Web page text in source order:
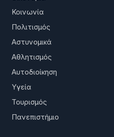
Κοινωνία
Πολιτισμός
Αστυνομικά
Αθλητισμός
Αυτοδιοίκηση
Υγεία
Τουρισμός
Πανεπιστήμιο